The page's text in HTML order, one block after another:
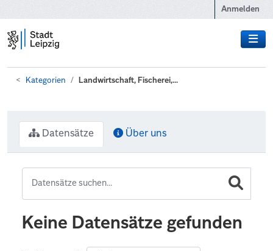
Anmelden
Kategorien Landwirtschaft, Fischerei,...
Datensätze Über uns
Keine Datensätze gefunden